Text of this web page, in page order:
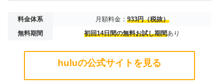
料金体系 月額料金： 933円（税抜）
無料期間
初回14日間の無料お試し期間あり
huluの公式サイトを見る